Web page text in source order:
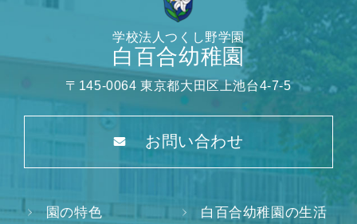
学校法人つくし野学園
白百合幼稚園
〒145-0064 東京都大田区上池台4-7-5
お問い合わせ
園の特色
白百合幼稚園の生活